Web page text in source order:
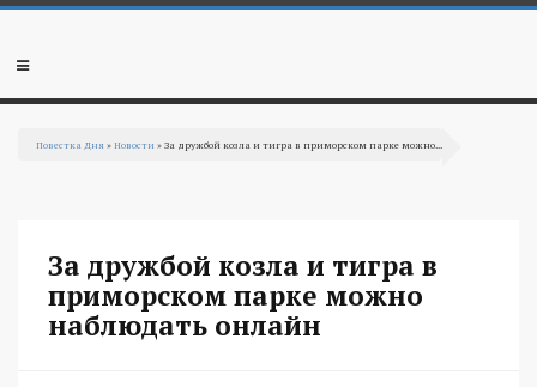
Перейти к основному содержанию
Мобильное
Повестка Дня »Новости » За дружбой козла и тигра в приморском парке можно...
За дружбой козла и тигра в
приморском парке можно
наблюдать онлайн